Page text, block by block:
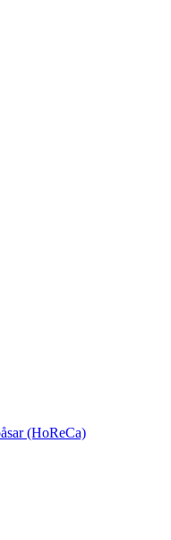
(HoReCa)